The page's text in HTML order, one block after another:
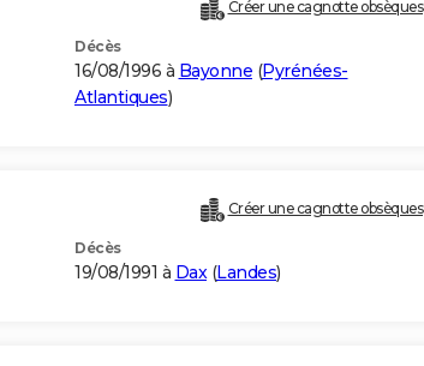
Créer une cagnotte obsèques
Décès
16/08/1996 à Bayonne (Pyrénées-
Atlantiques)
Créer une cagnotte obsèques
Décès
19/08/1991 à Dax(Landes)